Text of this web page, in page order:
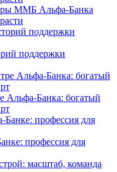
ММБ Альфа-Банка
поддержки
Альфа-Банка: богатый
профессия для